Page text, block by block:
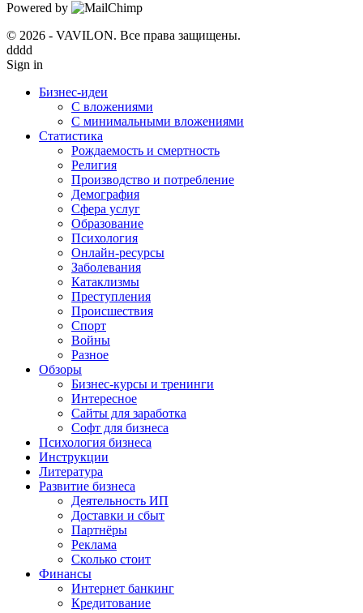
Powered by
© 2026 - VAVILON. Все права защищены.
dddd
Sign in
Бизнес-идеи
С вложениями
С минимальными вложениями
Статистика
Рождаемость и смертность
Религия
Производство и потребление
Демография
Сфера услуг
Образование
Психология
Онлайн-ресурсы
Заболевания
Катаклизмы
Преступления
Происшествия
Спорт
Войны
Разное
Обзоры
Бизнес-курсы и тренинги
Интересное
Сайты для заработка
Софт для бизнеса
Психология бизнеса
Инструкции
Литература
Развитие бизнеса
Деятельность ИП
Доставки и сбыт
Партнёры
Реклама
Сколько стоит
Финансы
Интернет банкинг
Кредитование